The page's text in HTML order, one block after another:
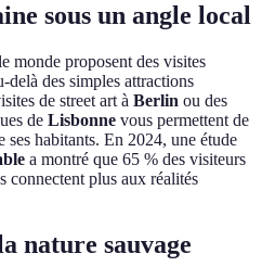
sous un angle local
monde proposent des visites
delà des simples attractions
de street art à Berlin ou des
de Lisbonne vous permettent de
habitants. En 2024, une étude
a montré que 65 % des visiteurs
connectent plus aux réalités
nature sauvage